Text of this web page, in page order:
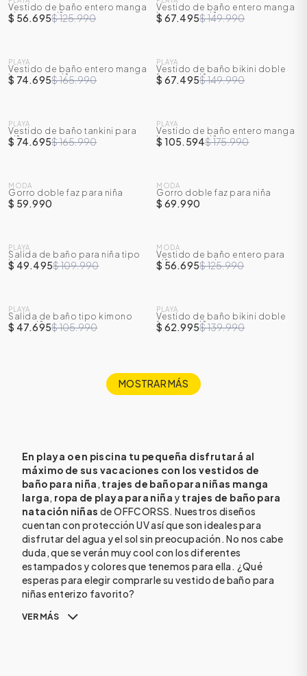
-55%
Vestido de baño entero manga
sisa para niña
$ 56.695$ 125.990
-55%
Vestido de baño entero manga
larga para niña
$ 67.495$ 149.990
-55%
PLAYA
Vestido de baño entero manga
larga para niña
$ 74.695$ 165.990
-55%
PLAYA
Vestido de baño bikini doble
faz para niña
$ 67.495$ 149.990
-55%
PLAYA
Vestido de baño tankini para
niña
$ 74.695$ 165.990
-40%
PLAYA
Vestido de baño entero manga
larga para niña
$ 105.594$ 175.990
MODA
Gorro doble faz para niña
$ 59.990
MODA
Gorro doble faz para niña
$ 69.990
-55 %
PLAYA
Salida de baño para niña tipo
kimono
$ 49.495$ 109.990
-55%
MODA
Vestido de baño entero para
niña manga sisa
$ 56.695$ 125.990
-55 %
PLAYA
Salida de baño tipo kimono
para niña
$ 47.695$ 105.990
-55%
PLAYA
Vestido de baño bikini doble
faz para niña
$ 62.995$ 139.990
MOSTRAR MÁS
En playa o en piscina tu pequeña disfrutará al
máximo de sus vacaciones con los vestidos de
baño para niña , trajes de baño para niñas manga
larga, ropa de playa para niña y trajes de baño para
natación niñas de OFFCORSS. Nuestros diseños
cuentan con protección UV así que son ideales para
disfrutar del agua y el sol sin preocupación. No nos cabe
duda, que se verán muy cool con los diferentes
estampados y colores que tenemos para ella. ¿Qué
esperas para elegir comprarle su vestido de baño para
niñas enterizo favorito?
VER MÁS